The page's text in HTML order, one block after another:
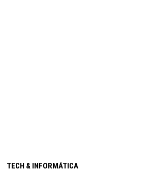
TECH & INFORMÁTICA